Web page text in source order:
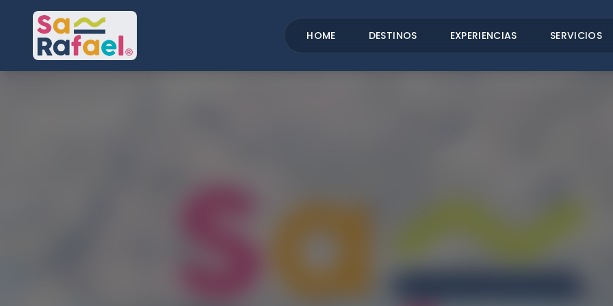
HOME DESTINOS EXPERIENCIAS SERVICIOS